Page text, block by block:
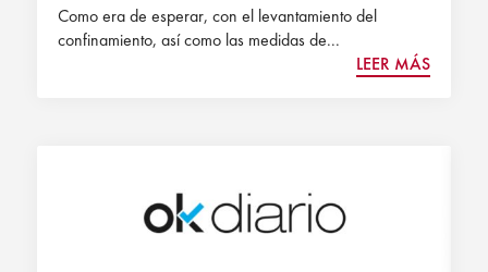
Como era de esperar, con el levantamiento del
confinamiento, así como las medidas de...
LEER MÁS